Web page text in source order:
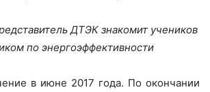
ДТЭК знакомит учеников
по энергоэффективности
в июне 2017 года. По окончании